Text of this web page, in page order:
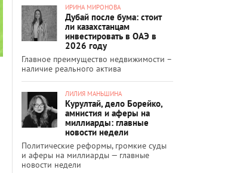
ИРИНА МИРОНОВА
Дубай после бума: стоит
ли казахстанцам
инвестировать в ОАЭ в
2026 году
Главное преимущество недвижимости –
наличие реального актива
ЛИЛИЯ МАНЬШИНА
Курултай, дело Борейко,
амнистия и аферы на
миллиарды: главные
новости недели
Политические реформы, громкие суды
и аферы на миллиарды — главные
новости недели